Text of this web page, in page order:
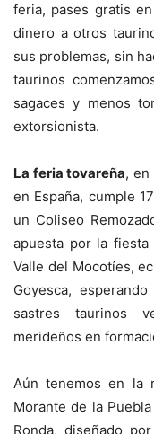
feria, pases gratis
dinero a otros
sus problemas, sin
taurinos
sagaces y menos
extorsionista.
La feria tovareña, en
en España, cumple
un Coliseo
apuesta por la
Valle del Mocotíes,
Goyesca,
sastres taurinos
merideños en
Aún tenemos en la
Morante de la
Ronda, diseñado